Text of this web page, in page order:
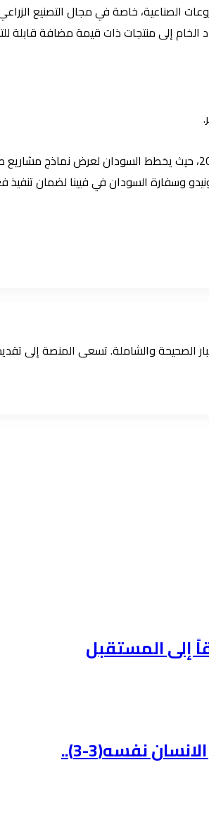
الصناعية، خاصة في مجال التصنيع
الخام إلى منتجات ذات قيمة مضافة
وسفارة السودان في فيينا لضمان
الصحيحة والشاملة. تسعى المنصة
إلى المستقبل
نفسه(3-3)..